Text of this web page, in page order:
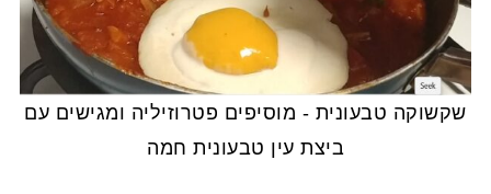
שקשוקה טבעונית - מוסיפים פטרוזיליה ומגישים עם
ביצת עין טבעונית חמה